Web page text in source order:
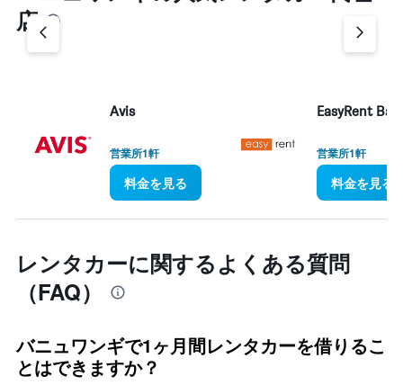
店
Avis
営業所1軒
料金を見る
EasyRent Bali
営業所1軒
料金を見る
レンタカーに関するよくある質問
（FAQ）
バニュワンギで1ヶ月間レンタカーを借りるこ
とはできますか？